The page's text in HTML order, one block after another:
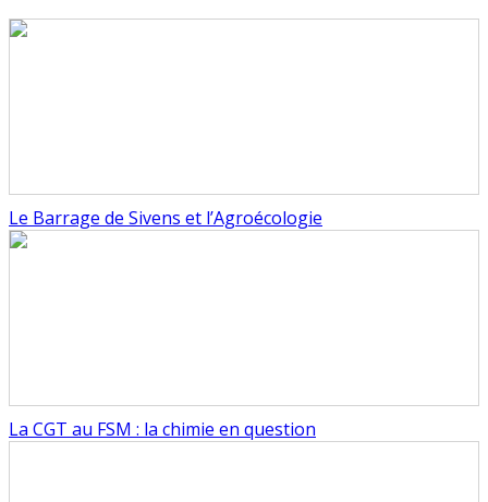
Le Barrage de Sivens et l’Agroécologie
La CGT au FSM : la chimie en question